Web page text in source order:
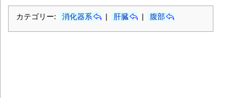
カテゴリー: 消化器系 | 肝臓 | 腹部